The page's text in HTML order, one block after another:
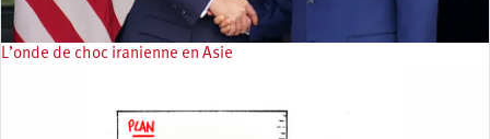
L’onde de choc iranienne en Asie